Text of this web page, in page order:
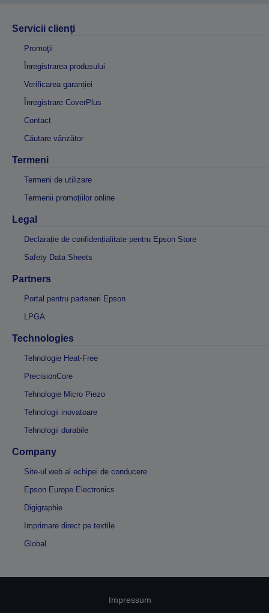
Servicii clienţi
Promoţii
Înregistrarea produsului
Verificarea garanției
Înregistrare CoverPlus
Contact
Căutare vânzător
Termeni
Termeni de utilizare
Termenii promoțiilor online
Legal
Declarație de confidențialitate pentru Epson Store
Safety Data Sheets
Partners
Portal pentru parteneri Epson
LPGA
Technologies
Tehnologie Heat-Free
PrecisionCore
Tehnologie Micro Piezo
Tehnologii inovatoare
Tehnologii durabile
Company
Site-ul web al echipei de conducere
Epson Europe Electronics
Digigraphie
Imprimare direct pe textile
Global
Impressum